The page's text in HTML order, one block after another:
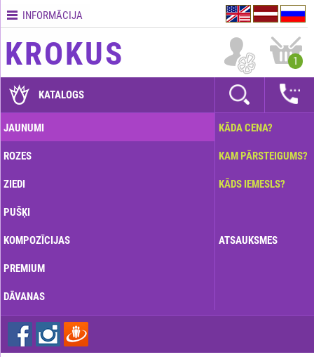
Kontakti
Piegādes
GARANTIJAS
Kā
apmaksāt?
Kā
pasūtījumu?
INFORMĀCIJA
KROKUS 1
KATALOGS
JAUNUMI
ROZES
ZIEDI
PUŠĶI
KOMPOZĪCIJAS
PREMIUM
DĀVANAS
KĀDA CENA?
KAM PĀRSTEIGUMS?
KĀDS IEMESLS?
ATSAUKSMES